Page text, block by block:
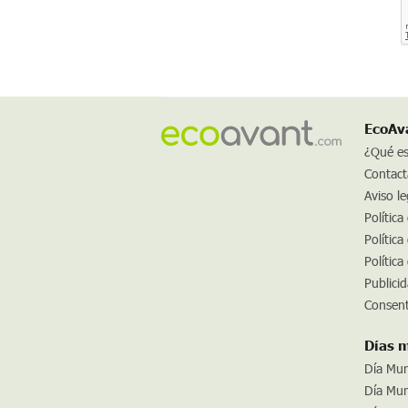
¿Qué
Aviso
Política
Política
Política
Días
Día
Día